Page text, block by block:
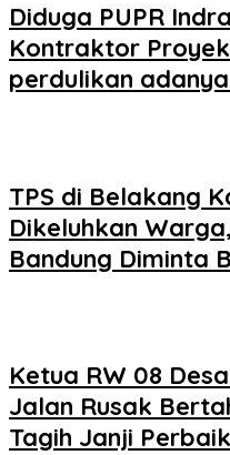
Diduga PUPR
Kontraktor
perdulikan
TPS di Belakang
Dikeluhkan
Bandung Diminta
Ketua RW 08
Jalan Rusak
Tagih Janji